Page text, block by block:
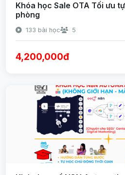
Khóa học Sale OTA Tối ưu
phòng
133 bài học 5
4,200,000đ